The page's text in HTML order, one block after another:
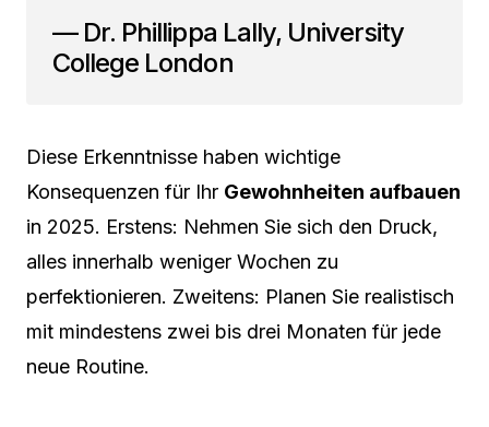
— Dr. Phillippa Lally, University
College London
Diese Erkenntnisse haben wichtige
Konsequenzen für Ihr Gewohnheiten aufbauen
in 2025. Erstens: Nehmen Sie sich den Druck,
alles innerhalb weniger Wochen zu
perfektionieren. Zweitens: Planen Sie realistisch
mit mindestens zwei bis drei Monaten für jede
neue Routine.